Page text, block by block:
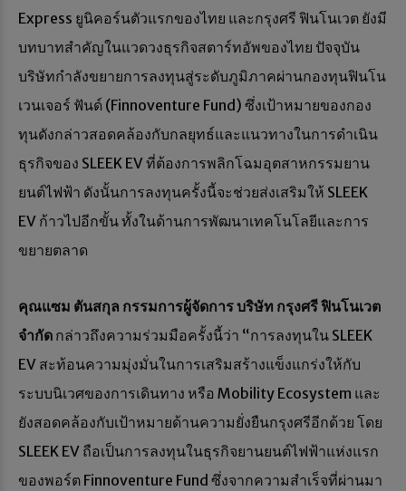
Express ยูนิคอร์นตัวแรกของไทย และกรุงศรี ฟินโนเวต ยังมี
บทบาทสำคัญในแวดวงธุรกิจสตาร์ทอัพของไทย ปัจจุบัน
บริษัทกำลังขยายการลงทุนสู่ระดับภูมิภาคผ่านกองทุนฟินโน
เวนเจอร์ ฟันด์ (Finnoventure Fund) ซึ่งเป้าหมายของกอง
ทุนดังกล่าวสอดคล้องกับกลยุทธ์และแนวทางในการดำเนิน
ธุรกิจของ SLEEK EV ที่ต้องการพลิกโฉมอุตสาหกรรมยาน
ยนต์ไฟฟ้า ดังนั้นการลงทุนครั้งนี้จะช่วยส่งเสริมให้ SLEEK
EV ก้าวไปอีกขั้น ทั้งในด้านการพัฒนาเทคโนโลยีและการ
ขยายตลาด
คุณแซม ตันสกุล กรรมการผู้จัดการ บริษัท กรุงศรี ฟินโนเวต
จำกัด กล่าวถึงความร่วมมือครั้งนี้ว่า “การลงทุนใน SLEEK
EV สะท้อนความมุ่งมั่นในการเสริมสร้างแข็งแกร่งให้กับ
ระบบนิเวศของการเดินทาง หรือ Mobility Ecosystem และ
ยังสอดคล้องกับเป้าหมายด้านความยั่งยืนกรุงศรีอีกด้วย โดย
SLEEK EV ถือเป็นการลงทุนในธุรกิจยานยนต์ไฟฟ้าแห่งแรก
ของพอร์ต Finnoventure Fund ซึ่งจากความสำเร็จที่ผ่านมา